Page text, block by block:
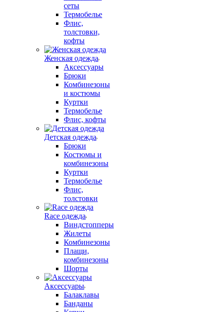
сеты
Термобелье
Флис,
толстовки,
кофты
Женская одежда
Аксессуары
Брюки
Комбинезоны
и костюмы
Куртки
Термобелье
Флис, кофты
Детская одежда
Брюки
Костюмы и
комбинезоны
Куртки
Термобелье
Флис,
толстовки
Race одежда
Виндстопперы
Жилеты
Комбинезоны
Плащи,
комбинезоны
Шорты
Аксессуары
Балаклавы
Банданы